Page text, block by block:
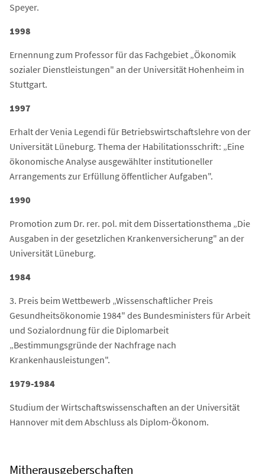
Speyer.
1998
Ernennung zum Professor für das Fachgebiet „Ökonomik
sozialer Dienstleistungen" an der Universität Hohenheim in
Stuttgart.
1997
Erhalt der Venia Legendi für Betriebswirtschaftslehre von der
Universität Lüneburg. Thema der Habilitationsschrift: „Eine
ökonomische Analyse ausgewählter institutioneller
Arrangements zur Erfüllung öffentlicher Aufgaben".
1990
Promotion zum Dr. rer. pol. mit dem Dissertationsthema „Die
Ausgaben in der gesetzlichen Krankenversicherung" an der
Universität Lüneburg.
1984
3. Preis beim Wettbewerb „Wissenschaftlicher Preis
Gesundheitsökonomie 1984" des Bundesministers für Arbeit
und Sozialordnung für die Diplomarbeit
„Bestimmungsgründe der Nachfrage nach
Krankenhausleistungen".
1979-1984
Studium der Wirtschaftswissenschaften an der Universität
Hannover mit dem Abschluss als Diplom-Ökonom.
Mitherausgeberschaften